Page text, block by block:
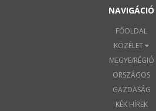
NAVIGÁCIÓ
FŐOLDAL
KÖZÉLET
MEGYE/RÉGIÓ
ORSZÁGOS
GAZDASÁG
KÉK HÍREK